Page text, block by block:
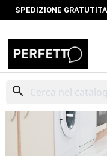
SPEDIZIONE
search